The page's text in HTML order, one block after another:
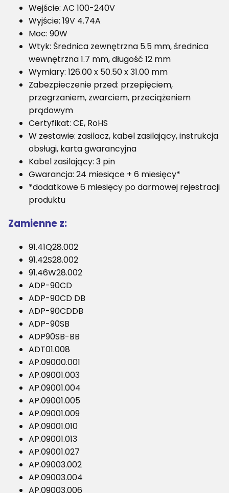
Wejście: AC 100-240V
Wyjście: 19V 4.74A
Moc: 90W
Wtyk: Średnica zewnętrzna 5.5 mm, średnica
wewnętrzna 1.7 mm, długość 12 mm
Wymiary: 126.00 x 50.50 x 31.00 mm
Zabezpieczenie przed: przepięciem,
przegrzaniem, zwarciem, przeciążeniem
prądowym
Certyfikat: CE, RoHS
W zestawie: zasilacz, kabel zasilający, instrukcja
obsługi, karta gwarancyjna
Kabel zasilający: 3 pin
Gwarancja: 24 miesiące + 6 miesięcy*
*dodatkowe 6 miesięcy po darmowej rejestracji
produktu
Zamienne z:
91.41Q28.002
91.42S28.002
91.46W28.002
ADP-90CD
ADP-90CD DB
ADP-90CDDB
ADP-90SB
ADP90SB-BB
ADT01.008
AP.09000.001
AP.09001.003
AP.09001.004
AP.09001.005
AP.09001.009
AP.09001.010
AP.09001.013
AP.09001.027
AP.09003.002
AP.09003.004
AP.09003.006